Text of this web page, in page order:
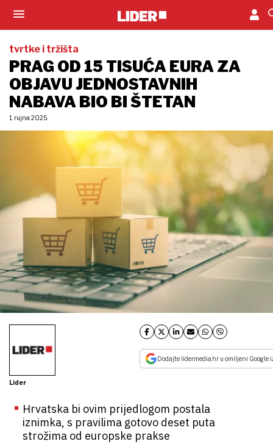
tvrtke i tržišta
PRAG OD 15 TISUĆA EURA ZA
OBJAVU JEDNOSTAVNIH
NABAVA BIO BI ŠTETAN
1. rujna 2025.
Lider
Dodajte lidermedia.hr u omiljeni Google
Hrvatska bi ovim prijedlogom postala
iznimka, s pravilima gotovo deset puta
strožima od europske prakse